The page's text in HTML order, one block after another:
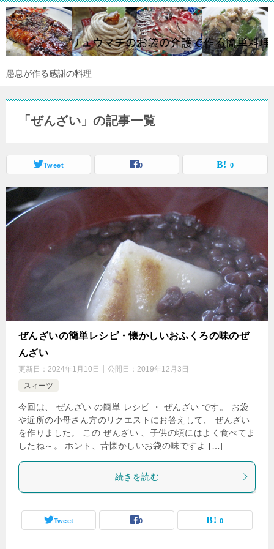
愚息が作る感謝の料理
「ぜんざい」の記事一覧
Tweet 0 0
ぜんざいの簡単レシピ・懐かしいおふくろの味のぜ
んざい
更新日： 2024年1月10日 公開日： 2019年12月3日
スィーツ
今回は、 ぜんざい の簡単 レシピ ・ ぜんざい です。 お袋
や近所の小母さん方のリクエストにお答えして、 ぜんざい
を作りました。 この ぜんざい 、子供の頃にはよく食べてま
したね～。 ホント、昔懐かしいお袋の味ですよ […]
続きを読む
Tweet 0 0